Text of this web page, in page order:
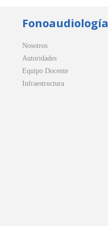
Fonoaudiología
Nosotros
Autoridades
Equipo Docente
Infraestructura